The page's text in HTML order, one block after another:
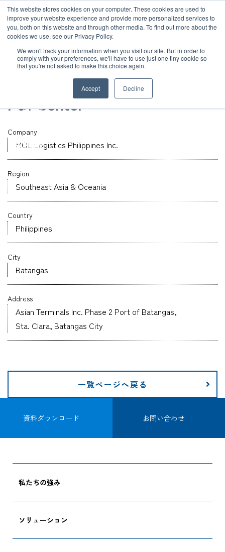
This website stores cookies on your computer. These cookies are used to
improve your website experience and provide more personalized services to
you, both on this website and through other media. To find out more about the
cookies we use, see our Privacy Policy.
We won't track your information when you visit our site. But in order to
comply with your preferences, we'll have to use just one tiny cookie so
that you're not asked to make this choice again.
Accept Decline
お知らせ
グローバルネットワーク
企業情報
採用情報
サービス
お客様事例
お知らせ
企業情報
TOP グローバルネットワーク MOL Logistics Philippines Inc.
倉庫
PDI Center
Company
MOL Logistics Philippines Inc.
Region
Southeast Asia & Oceania
Country
Philippines
City
Batangas
Address
Asian Terminals Inc. Phase 2 Port of Batangas,
Sta. Clara, Batangas City
一覧ページへ戻る
資料ダウンロード お問い合わせ
私たちの強み
ソリューション